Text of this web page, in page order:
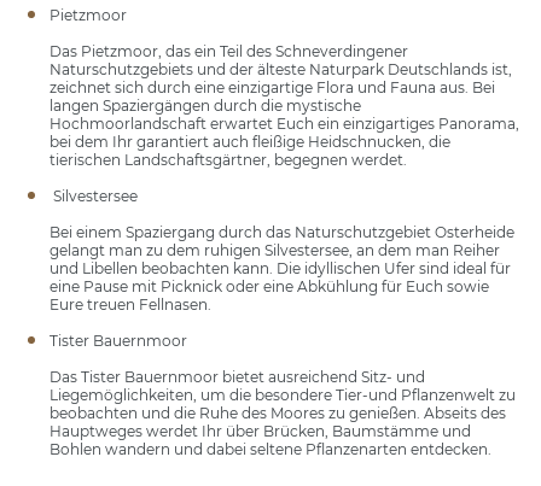
Pietzmoor
Das Pietzmoor, das ein Teil des Schneverdingener
Naturschutzgebiets und der älteste Naturpark Deutschlands ist,
zeichnet sich durch eine einzigartige Flora und Fauna aus. Bei
langen Spaziergängen durch die mystische
Hochmoorlandschaft erwartet Euch ein einzigartiges Panorama,
bei dem Ihr garantiert auch fleißige Heidschnucken, die
tierischen Landschaftsgärtner, begegnen werdet.
Silvestersee
Bei einem Spaziergang durch das Naturschutzgebiet Osterheide
gelangt man zu dem ruhigen Silvestersee, an dem man Reiher
und Libellen beobachten kann. Die idyllischen Ufer sind ideal für
eine Pause mit Picknick oder eine Abkühlung für Euch sowie
Eure treuen Fellnasen.
Tister Bauernmoor
Das Tister Bauernmoor bietet ausreichend Sitz- und
Liegemöglichkeiten, um die besondere Tier-und Pflanzenwelt zu
beobachten und die Ruhe des Moores zu genießen. Abseits des
Hauptweges werdet Ihr über Brücken, Baumstämme und
Bohlen wandern und dabei seltene Pflanzenarten entdecken.